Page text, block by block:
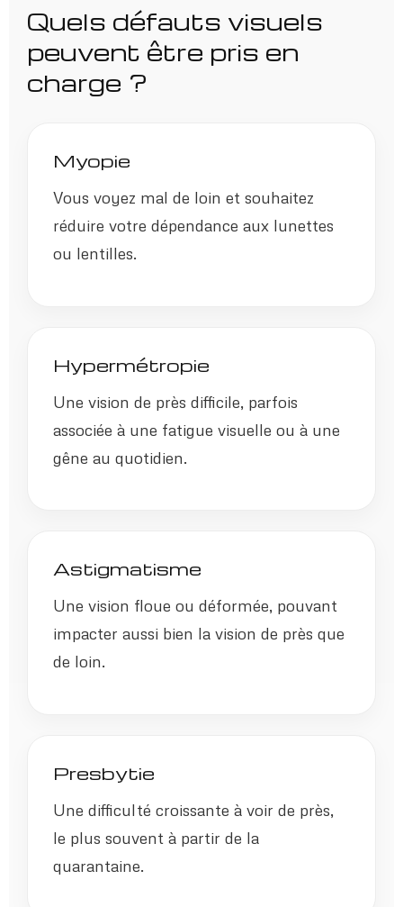
Quels défauts visuels
peuvent être pris en
charge ?
Myopie
Vous voyez mal de loin et souhaitez
réduire votre dépendance aux lunettes
ou lentilles.
Hypermétropie
Une vision de près difficile, parfois
associée à une fatigue visuelle ou à une
gêne au quotidien.
Astigmatisme
Une vision floue ou déformée, pouvant
impacter aussi bien la vision de près que
de loin.
Presbytie
Une difficulté croissante à voir de près,
le plus souvent à partir de la
quarantaine.